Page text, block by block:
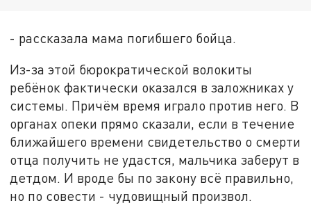
- рассказала мама погибшего бойца.
Из-за этой бюрократической волокиты
ребёнок фактически оказался в заложниках у
системы. Причём время играло против него. В
органах опеки прямо сказали, если в течение
ближайшего времени свидетельство о смерти
отца получить не удастся, мальчика заберут в
детдом. И вроде бы по закону всё правильно,
но по совести - чудовищный произвол.